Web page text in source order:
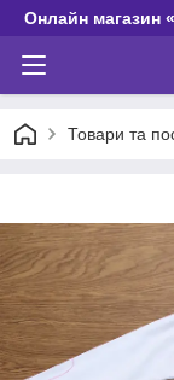
Онлайн магазин
Товари та